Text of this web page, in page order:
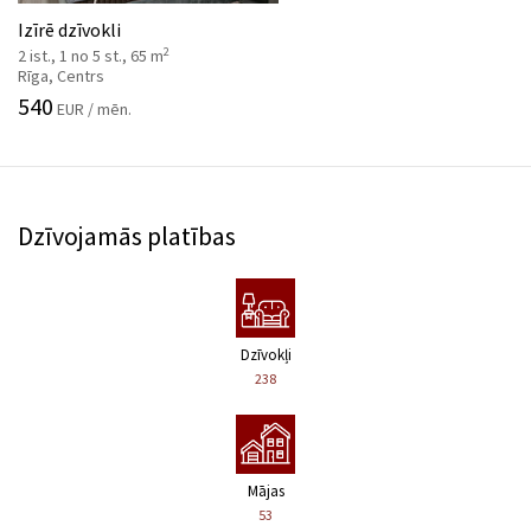
Izīrē dzīvokli
2 ist., 1 no 5 st., 65 m2
Rīga, Centrs
540 EUR / mēn.
Dzīvojamās platības
Dzīvokļi
238
Mājas
53